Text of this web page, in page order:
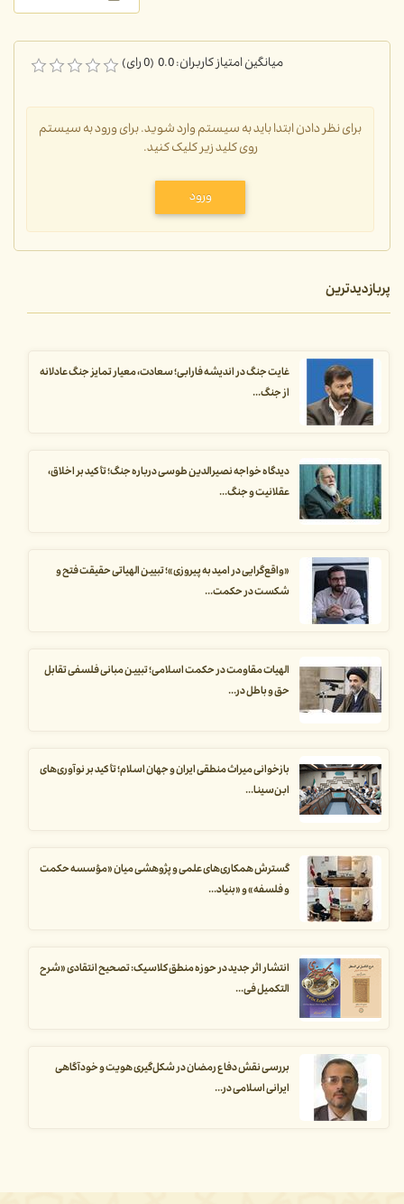
میانگین امتیاز کاربران: 0.0 (0 رای)
برای نظر دادن ابتدا باید به سیستم وارد شوید. برای ورود به سیستم
روی کلید زیر کلیک کنید.
ورود
پربازدیدترین
غایت جنگ در اندیشه فارابی؛ سعادت، معیار تمایز جنگ عادلانه
از جنگ...
دیدگاه خواجه نصیرالدین طوسی درباره جنگ؛ تأکید بر اخلاق،
عقلانیت و جنگ...
«واقع‌گرایی در امید به پیروزی»؛ تبیین الهیاتی حقیقت فتح و
شکست در حکمت...
الهیات مقاومت در حکمت اسلامی؛ تبیین مبانی فلسفی تقابل
حق و باطل در...
بازخوانی میراث منطقی ایران و جهان اسلام؛ تأکید بر نوآوری‌های
ابن‌سینا...
گسترش همکاری‌های علمی و پژوهشی میان «مؤسسه حکمت
و فلسفه» و «بنیاد...
انتشار اثر جدید در حوزه منطق کلاسیک: تصحیح انتقادی «شرح
التکمیل فی...
بررسی نقش دفاع رمضان در شکل‌گیری هویت و خودآگاهی
ایرانی اسلامی در...